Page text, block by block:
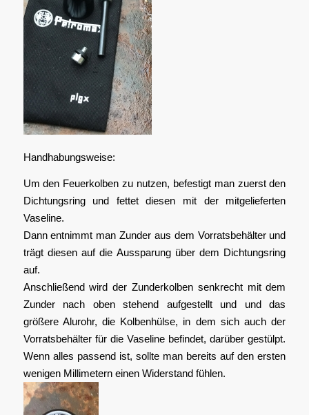
Handhabungsweise:
Um den Feuerkolben zu nutzen, befestigt man zuerst den
Dichtungsring und fettet diesen mit der mitgelieferten
Vaseline.
Dann entnimmt man Zunder aus dem Vorratsbehälter und
trägt diesen auf die Aussparung über dem Dichtungsring
auf.
Anschließend wird der Zunderkolben senkrecht mit dem
Zunder nach oben stehend aufgestellt und und das
größere Alurohr, die Kolbenhülse, in dem sich auch der
Vorratsbehälter für die Vaseline befindet, darüber gestülpt.
Wenn alles passend ist, sollte man bereits auf den ersten
wenigen Millimetern einen Widerstand fühlen.